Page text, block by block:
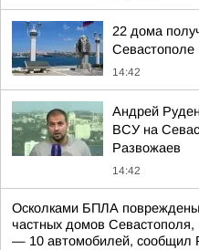
22 дома
Севастополе
14:42
Андрей
ВСУ на
Развожаев
14:42
Осколками БПЛА повреждены
частных домов Севастополя,
— 10 автомобилей, сообщил